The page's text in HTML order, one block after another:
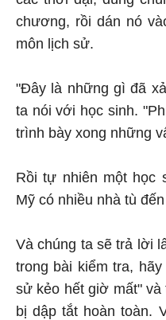
chương, rồi dán nó
môn lịch sử.
"Đây là những gì đã
ta nói với học sinh.
trình bày xong những
Rồi tự nhiên một học
Mỹ có nhiều nhà tù
Và chúng ta sẽ trả lời
trong bài kiểm tra,
sử kẻo hết giờ mất"
bị dập tắt hoàn toàn.